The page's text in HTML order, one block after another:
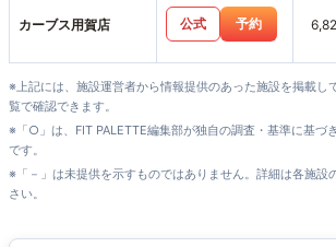
カーブス用賀店 公式 予約
※上記には、施設運営者から情報提供のあった施設を掲載し
覧で確認できます。
※「○」は、FIT PALETTE編集部が独自の調査・基準に基づ
です。
※「－」は未提供を示すものではありません。詳細は各施設
さい。